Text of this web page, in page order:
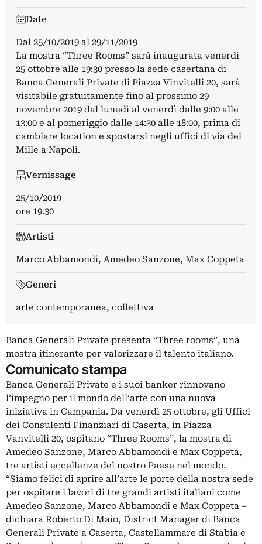
Date
Dal 25/10/2019 al 29/11/2019
La mostra “Three Rooms” sarà inaugurata venerdì
25 ottobre alle 19:30 presso la sede casertana di
Banca Generali Private di Piazza Vinvitelli 20, sarà
visitabile gratuitamente fino al prossimo 29
novembre 2019 dal lunedì al venerdì dalle 9:00 alle
13:00 e al pomeriggio dalle 14:30 alle 18:00, prima di
cambiare location e spostarsi negli uffici di via dei
Mille a Napoli.
Vernissage
25/10/2019
ore 19.30
Artisti
Marco Abbamondi, Amedeo Sanzone, Max Coppeta
Generi
arte contemporanea, collettiva
Banca Generali Private presenta “Three rooms”, una
mostra itinerante per valorizzare il talento italiano.
Comunicato stampa
Banca Generali Private e i suoi banker rinnovano
l’impegno per il mondo dell’arte con una nuova
iniziativa in Campania. Da venerdì 25 ottobre, gli Uffici
dei Consulenti Finanziari di Caserta, in Piazza
Vanvitelli 20, ospitano “Three Rooms”, la mostra di
Amedeo Sanzone, Marco Abbamondi e Max Coppeta,
tre artisti eccellenze del nostro Paese nel mondo.
“Siamo felici di aprire all’arte le porte della nostra sede
per ospitare i lavori di tre grandi artisti italiani come
Amedeo Sanzone, Marco Abbamondi e Max Coppeta –
dichiara Roberto Di Maio, District Manager di Banca
Generali Private a Caserta, Castellammare di Stabia e